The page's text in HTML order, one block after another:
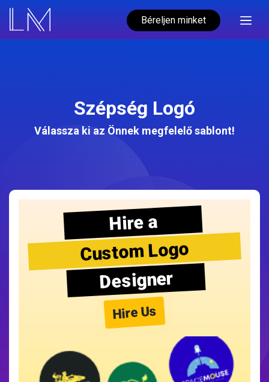
Béreljen minket
Szépség Logó
Válassza ki az Önnek megfelelő sablont!
Hire a
Custom Logo
Designer
Hire Us